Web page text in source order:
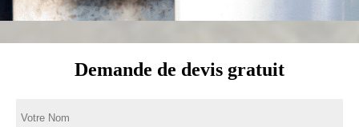
Demande de devis gratuit